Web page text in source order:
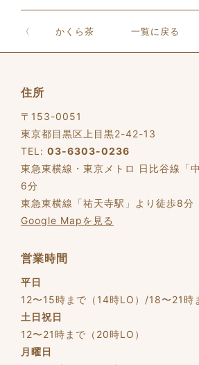
かくら茶 一覧に戻る
住所
〒153-0051
東京都目黒区上目黒2-42-13
TEL: 03-6303-0236
東急東横線・東京メトロ 日比谷線「
6分
東急東横線「祐天寺駅」より徒歩8分
Google Mapを見る
営業時間
平日
12〜15時まで（14時LO）/18〜21時
土日祝日
12〜21時まで（20時LO）
月曜日